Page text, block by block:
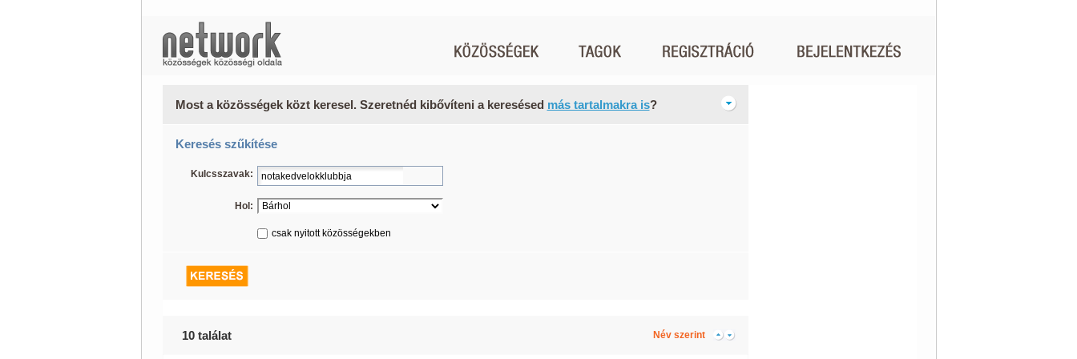
Most a közösségek közt keresel. Szeretnéd kibővíteni a keresésed más tartalmakra is?
Keresés szűkítése
Kulcsszavak:
Hol:
csak nyitott közösségekben
10 találat Név szerint